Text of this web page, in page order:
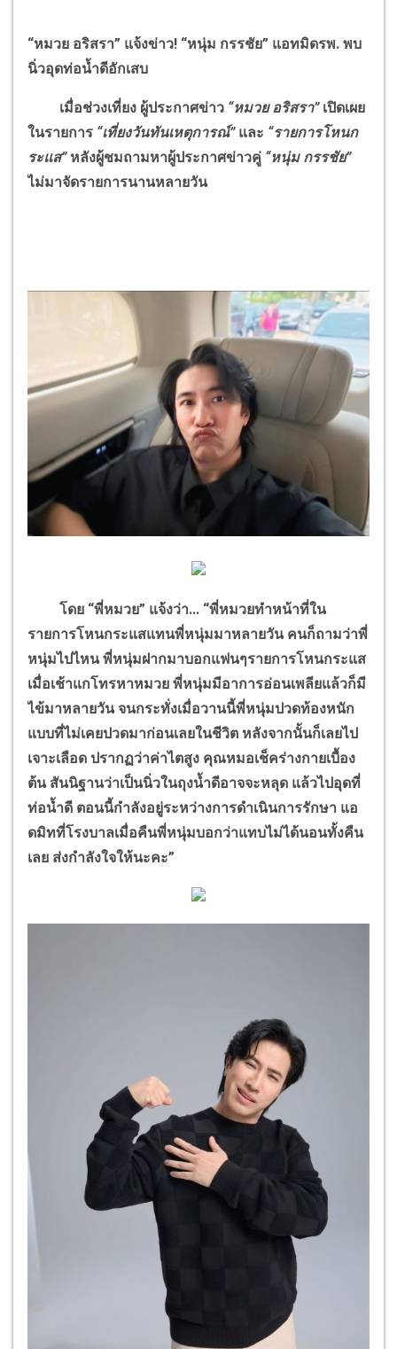
“หมวย อริสรา” แจ้งข่าว! “หนุ่ม กรรชัย” แอทมิดรพ. พบ
นิ่วอุดท่อน้ำดีอักเสบ
เมื่อช่วงเที่ยง ผู้ประกาศข่าว “หมวย อริสรา”เปิดเผย
ในรายการ “เที่ยงวันทันเหตุการณ์”และ “รายการโหนก
ระแส” หลังผู้ชมถามหาผู้ประกาศข่าวคู่ “หนุ่ม กรรชัย”
ไม่มาจัดรายการนานหลายวัน
โดย “พี่หมวย” แจ้งว่า... “พี่หมวยทำหน้าที่ใน
รายการโหนกระแสแทนพี่หนุ่มมาหลายวัน คนก็ถามว่าพี่
หนุ่มไปไหน พี่หนุ่มฝากมาบอกแฟนๆรายการโหนกระแส
เมื่อเช้าแกโทรหาหมวย พี่หนุ่มมีอาการอ่อนเพลียแล้วก็มี
ไข้มาหลายวัน จนกระทั่งเมื่อวานนี้พี่หนุ่มปวดท้องหนัก
แบบที่ไม่เคยปวดมาก่อนเลยในชีวิต หลังจากนั้นก็เลยไป
เจาะเลือด ปรากฏว่าค่าไตสูง คุณหมอเช็คร่างกายเบื้อง
ต้น สันนิฐานว่าเป็นนิ่วในถุงน้ำดีอาจจะหลุด แล้วไปอุดที่
ท่อน้ำดี ตอนนี้กำลังอยู่ระหว่างการดำเนินการรักษา แอ
ดมิทที่โรงบาลเมื่อคืนพี่หนุ่มบอกว่าแทบไม่ได้นอนทั้งคืน
เลย ส่งกำลังใจให้นะคะ”